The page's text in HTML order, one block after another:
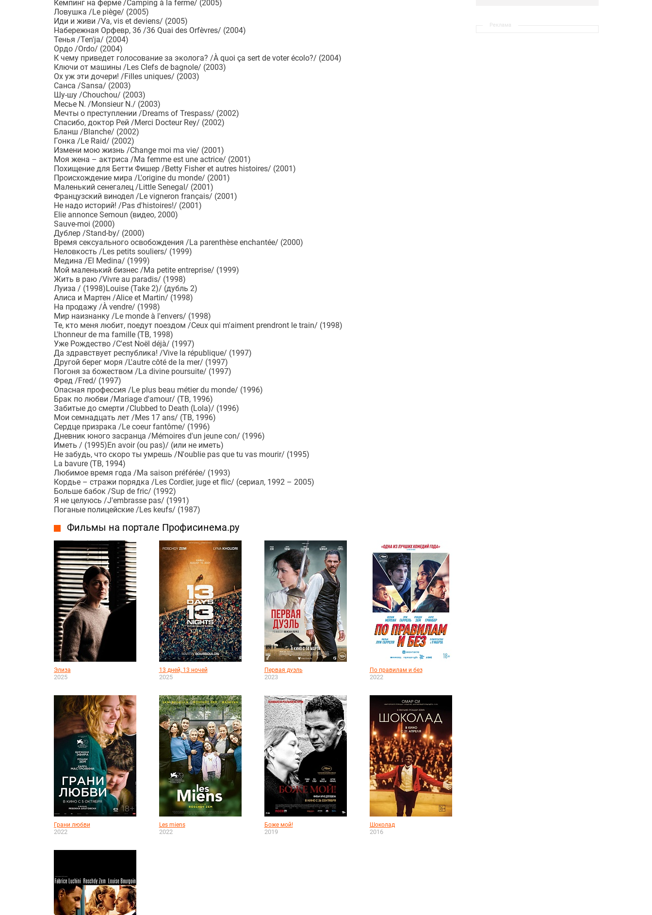
Реклама
Кемпинг на ферме /Camping à la ferme/ (2005)
Ловушка /Le piège/ (2005)
Иди и живи /Va, vis et deviens/ (2005)
Набережная Орфевр, 36 /36 Quai des Orfèvres/ (2004)
Тенья /Ten'ja/ (2004)
Ордо /Ordo/ (2004)
К чему приведет голосование за эколога? /À quoi ça sert de voter écolo?/ (2004)
Ключи от машины /Les Clefs de bagnole/ (2003)
Ох уж эти дочери! /Filles uniques/ (2003)
Санса /Sansa/ (2003)
Шу-шу /Chouchou/ (2003)
Месье N. /Monsieur N./ (2003)
Мечты о преступлении /Dreams of Trespass/ (2002)
Спасибо, доктор Рей /Merci Docteur Rey/ (2002)
Бланш /Blanche/ (2002)
Гонка /Le Raid/ (2002)
Измени мою жизнь /Change moi ma vie/ (2001)
Моя жена – актриса /Ma femme est une actrice/ (2001)
Похищение для Бетти Фишер /Betty Fisher et autres histoires/ (2001)
Происхождение мира /L'origine du monde/ (2001)
Маленький сенегалец /Little Senegal/ (2001)
Французский винодел /Le vigneron français/ (2001)
Не надо историй! /Pas d'histoires!/ (2001)
Elie annonce Semoun (видео, 2000)
Sauve-moi (2000)
Дублер /Stand-by/ (2000)
Время сексуального освобождения /La parenthèse enchantée/ (2000)
Неловкость /Les petits souliers/ (1999)
Медина /El Medina/ (1999)
Мой маленький бизнес /Ma petite entreprise/ (1999)
Жить в раю /Vivre au paradis/ (1998)
Луиза / (1998)Louise (Take 2)/ (дубль 2)
Алиса и Мартен /Alice et Martin/ (1998)
На продажу /À vendre/ (1998)
Мир наизнанку /Le monde à l'envers/ (1998)
Те, кто меня любит, поедут поездом /Ceux qui m'aiment prendront le train/ (1998)
L'honneur de ma famille (ТВ, 1998)
Уже Рождество /C'est Noël déjà/ (1997)
Да здравствует республика! /Vive la république/ (1997)
Другой берег моря /L'autre côté de la mer/ (1997)
Погоня за божеством /La divine poursuite/ (1997)
Фред /Fred/ (1997)
Опасная профессия /Le plus beau métier du monde/ (1996)
Брак по любви /Mariage d'amour/ (ТВ, 1996)
Забитые до смерти /Clubbed to Death (Lola)/ (1996)
Мои семнадцать лет /Mes 17 ans/ (ТВ, 1996)
Сердце призрака /Le coeur fantôme/ (1996)
Дневник юного засранца /Mémoires d'un jeune con/ (1996)
Иметь / (1995)En avoir (ou pas)/ (или не иметь)
Не забудь, что скоро ты умрешь /N'oublie pas que tu vas mourir/ (1995)
La bavure (ТВ, 1994)
Любимое время года /Ma saison préférée/ (1993)
Кордье – стражи порядка /Les Cordier, juge et flic/ (сериал, 1992 – 2005)
Больше бабок /Sup de fric/ (1992)
Я не целуюсь /J'embrasse pas/ (1991)
Поганые полицейские /Les keufs/ (1987)
Фильмы на портале Профисинема.ру
Элиза
2025
13 дней, 13 ночей
2025
Первая дуэль
2023
По правилам и без
2022
Грани любви
2022
Les miens
2022
Боже мой!
2019
Шоколад
2016